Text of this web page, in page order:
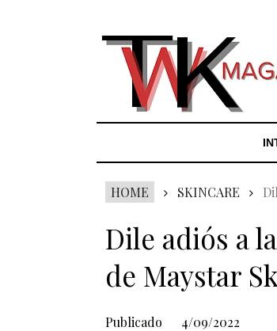
HOME SKINCARE
Dile adiós a
de Maystar
Publicado 4/09/2022